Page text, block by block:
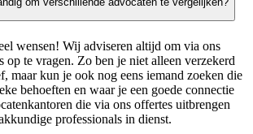
wensen! Wij adviseren altijd om via ons
op te vragen. Zo ben je niet alleen verzekerd
maar kun je ook nog eens iemand zoeken die
behoeften en waar je een goede connectie
die via ons offertes uitbrengen
professionals in dienst.